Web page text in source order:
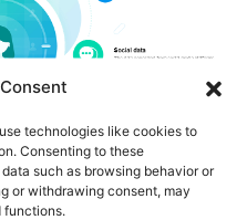
technologies like cookies to
Consenting to these
such as browsing behavior or
or withdrawing consent, may
functions.